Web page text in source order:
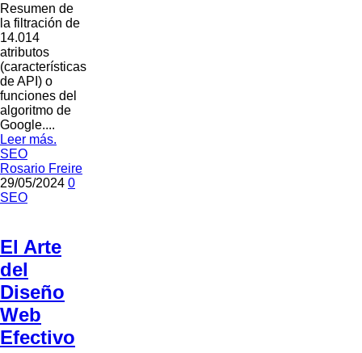
Resumen de
la filtración de
14.014
atributos
(características
de API) o
funciones del
algoritmo de
Google....
Leer más.
SEO
Rosario Freire
29/05/2024 0
SEO
El Arte
del
Diseño
Web
Efectivo